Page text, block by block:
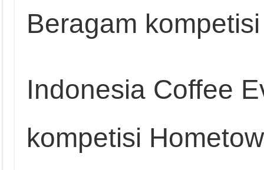
Beragam
Indonesia Coffee
kompetisi